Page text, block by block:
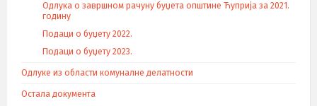
Одлука о завршном рачуну буџета општине Ћуприја за 2021.
годину
Подаци о буџету 2022.
Подаци о буџету 2023.
Одлуке из области комуналне делатности
Остала документа